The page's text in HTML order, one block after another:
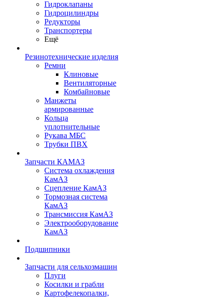
Гидроклапаны
Гидроцилиндры
Редукторы
Транспортеры
Ещё
Резинотехнические изделия
Ремни
Клиновые
Вентиляторные
Комбайновые
Манжеты
армированные
Кольца
уплотнительные
Рукава МБС
Трубки ПВХ
Запчасти КАМАЗ
Система охлаждения
КамАЗ
Сцепление КамАЗ
Тормозная система
КамАЗ
Трансмиссия КамАЗ
Электрооборудование
КамАЗ
Подшипники
Запчасти для сельхозмашин
Плуги
Косилки и грабли
Картофелекопалки,